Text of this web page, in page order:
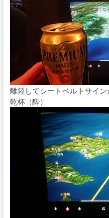
離陸してシートベルトサイ
乾杯（酔）